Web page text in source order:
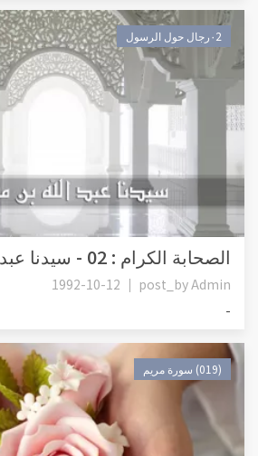
٠2رجال حول الرسول
الصحابة الكرام : 02 - سيدنا عبد الله بن مسعود
post_byAdmin
1992-10-12
-
(019) سورة مريم